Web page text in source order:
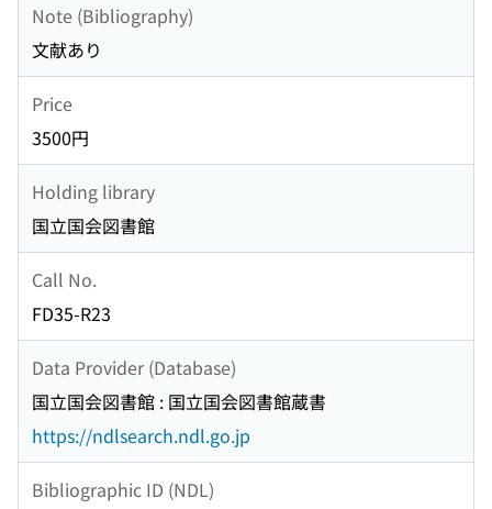
Note (Bibliography)
文献あり
Price
3500円
Holding library
国立国会図書館
Call No.
FD35-R23
Data Provider (Database)
国立国会図書館 : 国立国会図書館蔵書
https://ndlsearch.ndl.go.jp
Bibliographic ID (NDL)